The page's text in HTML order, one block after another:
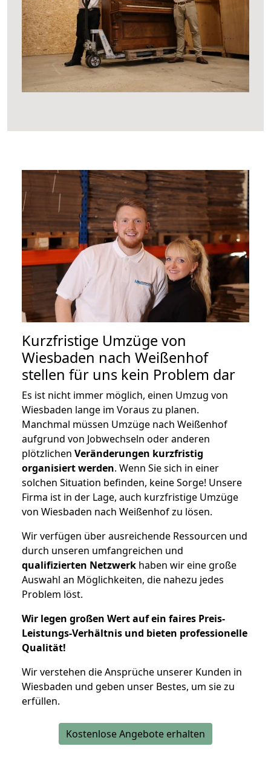
Kurzfristige Umzüge von
Wiesbaden nach Weißenhof
stellen für uns kein Problem dar
Es ist nicht immer möglich, einen Umzug von
Wiesbaden lange im Voraus zu planen.
Manchmal müssen Umzüge nach Weißenhof
aufgrund von Jobwechseln oder anderen
plötzlichen Veränderungen kurzfristig
organisiert werden. Wenn Sie sich in einer
solchen Situation befinden, keine Sorge! Unsere
Firma ist in der Lage, auch kurzfristige Umzüge
von Wiesbaden nach Weißenhof zu lösen.
Wir verfügen über ausreichende Ressourcen und
durch unseren umfangreichen und
qualifizierten Netzwerk haben wir eine große
Auswahl an Möglichkeiten, die nahezu jedes
Problem löst.
Wir legen großen Wert auf ein faires Preis-
Leistungs-Verhältnis und bieten professionelle
Qualität!
Wir verstehen die Ansprüche unserer Kunden in
Wiesbaden und geben unser Bestes, um sie zu
erfüllen.
Kostenlose Angebote erhalten